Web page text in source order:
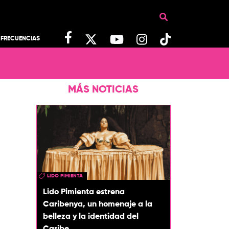
FRECUENCIAS
MÁS NOTICIAS
LIDO PIMIENTA
Lido Pimienta estrena
Caribenya, un homenaje a la
belleza y la identidad del